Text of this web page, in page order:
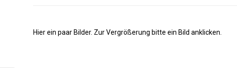
Hier ein paar Bilder. Zur Vergrößerung bitte ein Bild anklicken.